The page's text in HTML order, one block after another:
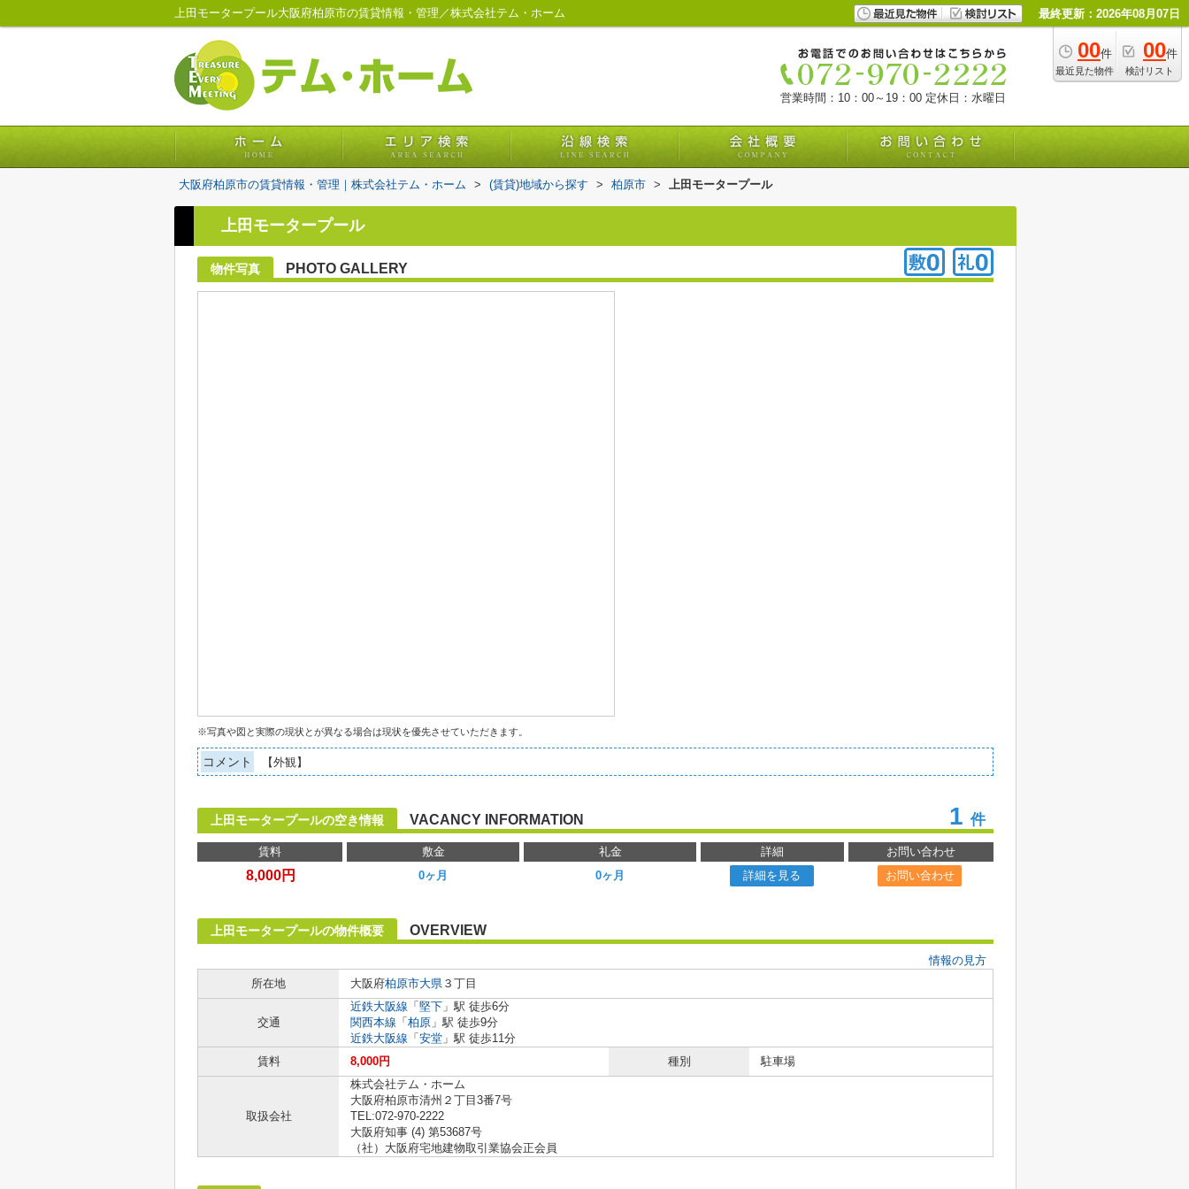
上田モータープール大阪府柏原市の賃貸情報・管理／株式会社テム・ホーム 最終更新：2026年08月07日
00件
最近見た物件
00件
検討リスト
営業時間：10：00～19：00 定休日：水曜日
大阪府柏原市の賃貸情報・管理｜株式会社テム・ホーム > (賃貸)地域から探す > 柏原市 > 上田モータープール
上田モータープール
物件写真 PHOTO GALLERY
※写真や図と実際の現状とが異なる場合は現状を優先させていただきます。
コメント 【外観】
上田モータープールの空き情報 VACANCY INFORMATION 1 件
賃料 敷金 礼金 詳細 お問い合わせ
8,000円 0ヶ月 0ヶ月 詳細を見る お問い合わせ
上田モータープールの物件概要 OVERVIEW
情報の見方
所在地
大阪府柏原市大県 ３丁目
交通
近鉄大阪線 「 堅下 」駅 徒歩6分
関西本線 「 柏原 」駅 徒歩9分
近鉄大阪線 「 安堂 」駅 徒歩11分
賃料
8,000円 種別 駐車場
取扱会社
株式会社テム・ホーム
大阪府柏原市清州２丁目3番7号
TEL:072-970-2222
大阪府知事 (4) 第53687号
（社）大阪府宅地建物取引業協会正会員